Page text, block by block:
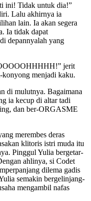
ini! Tidak untuk dia!”
Lalu akhirnya ia
lain. Ia akan segera
Ia tidak dapat
depannyalah yang
jerit
menjadi kaku.
di mulutnya. Bagaimana
ia kecup di altar tadi
dan ber-ORGASME
merembes deras
klitoris istri muda itu
Pinggul Yulia bergetar-
ahlinya, si Codet
dilema gadis
semakin bergelinjang-
mengambil nafas